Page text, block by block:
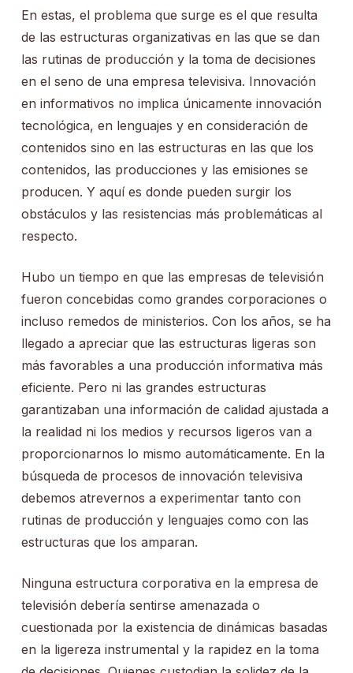
En estas, el problema que surge es el que resulta
de las estructuras organizativas en las que se dan
las rutinas de producción y la toma de decisiones
en el seno de una empresa televisiva. Innovación
en informativos no implica únicamente innovación
tecnológica, en lenguajes y en consideración de
contenidos sino en las estructuras en las que los
contenidos, las producciones y las emisiones se
producen. Y aquí es donde pueden surgir los
obstáculos y las resistencias más problemáticas al
respecto.
Hubo un tiempo en que las empresas de televisión
fueron concebidas como grandes corporaciones o
incluso remedos de ministerios. Con los años, se ha
llegado a apreciar que las estructuras ligeras son
más favorables a una producción informativa más
eficiente. Pero ni las grandes estructuras
garantizaban una información de calidad ajustada a
la realidad ni los medios y recursos ligeros van a
proporcionarnos lo mismo automáticamente. En la
búsqueda de procesos de innovación televisiva
debemos atrevernos a experimentar tanto con
rutinas de producción y lenguajes como con las
estructuras que los amparan.
Ninguna estructura corporativa en la empresa de
televisión debería sentirse amenazada o
cuestionada por la existencia de dinámicas basadas
en la ligereza instrumental y la rapidez en la toma